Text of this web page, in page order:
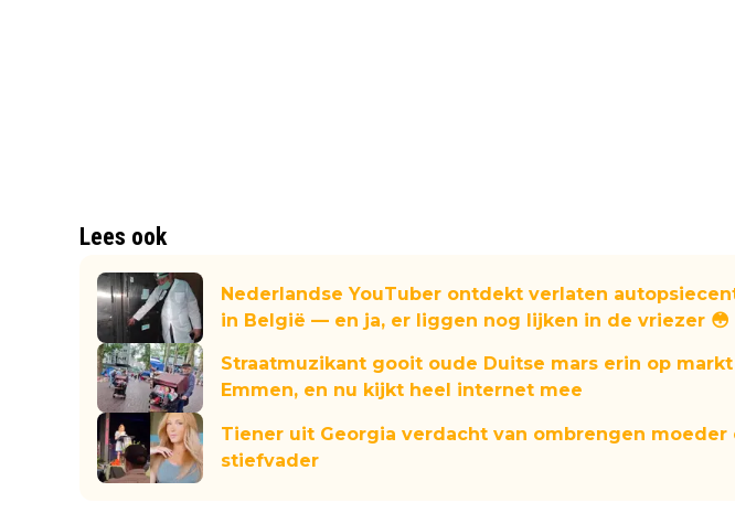
Lees ook
Nederlandse YouTuber ontdekt verlaten
in België — en ja, er liggen nog lijken in de vriezer 😳
Straatmuzikant gooit oude Duitse mars erin op
Emmen, en nu kijkt heel internet mee
Tiener uit Georgia verdacht van ombrengen moeder
stiefvader